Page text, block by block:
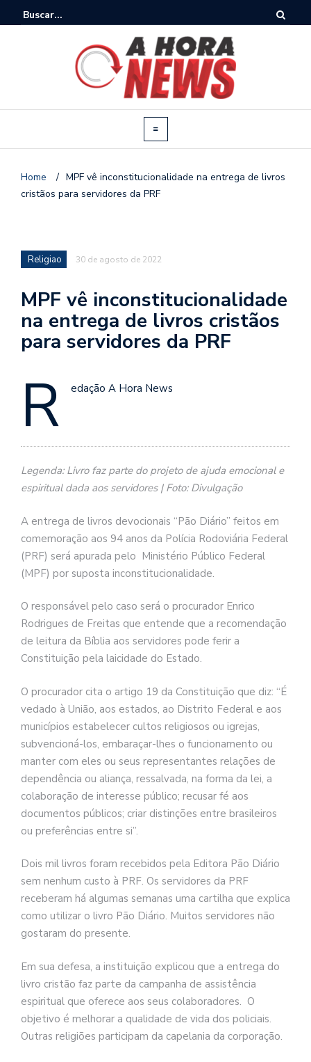
Home / MPF vê inconstitucionalidade na entrega de livros
cristãos para servidores da PRF
Religiao 30 de agosto de 2022
MPF vê inconstitucionalidade
na entrega de livros cristãos
para servidores da PRF
R edação A Hora News
Legenda: Livro faz parte do projeto de ajuda emocional e
espiritual dada aos servidores | Foto: Divulgação
A entrega de livros devocionais “Pão Diário” feitos em
comemoração aos 94 anos da Polícia Rodoviária Federal
(PRF) será apurada pelo Ministério Público Federal
(MPF) por suposta inconstitucionalidade.
O responsável pelo caso será o procurador Enrico
Rodrigues de Freitas que entende que a recomendação
de leitura da Bíblia aos servidores pode ferir a
Constituição pela laicidade do Estado.
O procurador cita o artigo 19 da Constituição que diz: “É
vedado à União, aos estados, ao Distrito Federal e aos
municípios estabelecer cultos religiosos ou igrejas,
subvencioná-los, embaraçar-lhes o funcionamento ou
manter com eles ou seus representantes relações de
dependência ou aliança, ressalvada, na forma da lei, a
colaboração de interesse público; recusar fé aos
documentos públicos; criar distinções entre brasileiros
ou preferências entre si”.
Dois mil livros foram recebidos pela Editora Pão Diário
sem nenhum custo à PRF. Os servidores da PRF
receberam há algumas semanas uma cartilha que explica
como utilizar o livro Pão Diário. Muitos servidores não
gostaram do presente.
Em sua defesa, a instituição explicou que a entrega do
livro cristão faz parte da campanha de assistência
espiritual que oferece aos seus colaboradores. O
objetivo é melhorar a qualidade de vida dos policiais.
Outras religiões participam da capelania da corporação.